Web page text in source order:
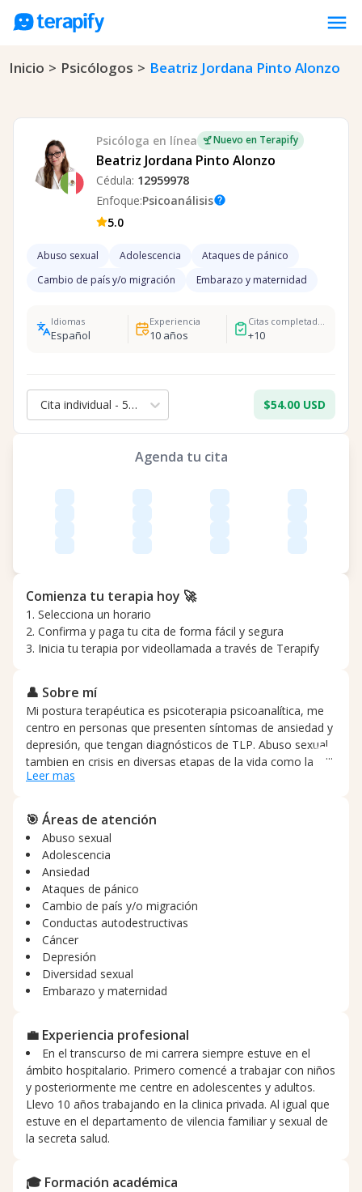
menu
Psicólogos en línea
Opiniones
Empresas
Preguntas frecuentes
Inicio > Psicólogos > Beatriz Jordana Pinto Alonzo
Psicóloga en línea Nuevo en Terapify
Beatriz Jordana Pinto Alonzo
Cédula: 12959978
Enfoque:Psicoanálisishelp
5.0
Abuso sexual Adolescencia
Ataques de pánico
Cambio de país y/o migración
Embarazo y maternidad
Idiomas
Español
Experiencia
10 años +10
Cita individual - 50 min. $54.00 USD
Agenda tu cita
Comienza tu terapia hoy 🚀
1. Selecciona un horario
2. Confirma y paga tu cita de forma fácil y segura
3. Inicia tu terapia por videollamada a través de Terapify
👤 Sobre mí
Mi postura terapéutica es psicoterapia psicoanalítica, me
centro en personas que presenten síntomas de ansiedad y
depresión, que tengan diagnósticos de TLP. Abuso sexual,
tambien en crisis en diversas etapas de la vida como la
adolescencia, el que los hijos se muden del hogar. Asi
cambio de Recife vía, separación o pérdida de salud por
enfermada des crónicas o terminales .
Leer mas
🎯 Áreas de atención
Abuso sexual
Adolescencia
Ansiedad
Ataques de pánico
Cambio de país y/o migración
Conductas autodestructivas
Cáncer
Depresión
Diversidad sexual
Embarazo y maternidad
💼 Experiencia profesional
En el transcurso de mi carrera siempre estuve en el
ámbito hospitalario. Primero comencé a trabajar con niños
y posteriormente me centre en adolescentes y adultos.
Llevo 10 años trabajando en la clinica privada. Al igual que
estuve en el departamento de vilencia familiar y sexual de
la secreta salud.
🎓 Formación académica